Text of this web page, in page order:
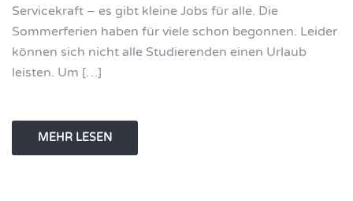
Servicekraft – es gibt kleine Jobs für alle. Die
Sommerferien haben für viele schon begonnen. Leider
können sich nicht alle Studierenden einen Urlaub
leisten. Um […]
MEHR LESEN